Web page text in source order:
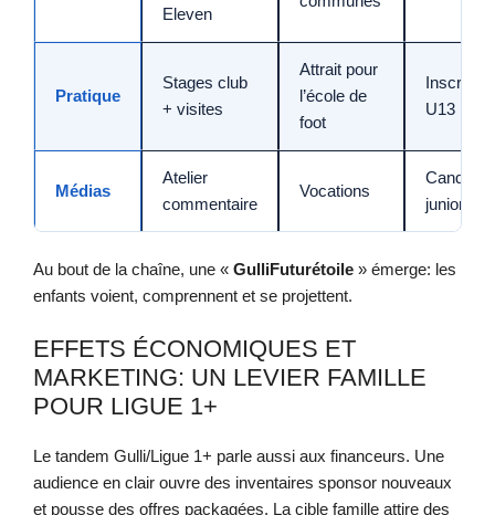
Eleven
Pratique
Stages club
+ visites
Attrait pour
l’école de
foot
U13
Médias
Atelier
commentaire
Vocations
juniors
Au bout de la chaîne, une « GulliFuturétoile » émerge: les
enfants voient, comprennent et se projettent.
EFFETS ÉCONOMIQUES ET
MARKETING: UN LEVIER FAMILLE
POUR LIGUE 1+
Le tandem Gulli/Ligue 1+ parle aussi aux financeurs. Une
audience en clair ouvre des inventaires sponsor nouveaux
et pousse des offres packagées. La cible famille attire des